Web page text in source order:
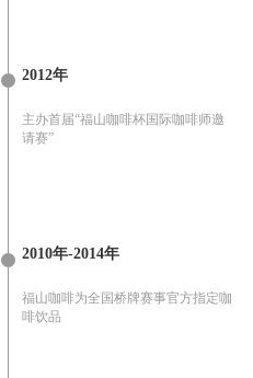
2012年
主办首届“福山咖啡杯国际咖啡师邀
请赛”
2010年-2014年
福山咖啡为全国桥牌赛事官方指定咖
啡饮品